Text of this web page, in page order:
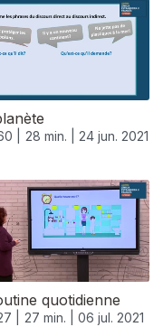
| 28 min. | 24 jun. 2021
quotidienne
| 27 min. | 06 jul. 2021